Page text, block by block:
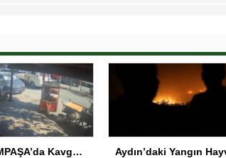
BAYRAMPAŞA’da Kavga: Bir Kişi Hayatını Kaybetti